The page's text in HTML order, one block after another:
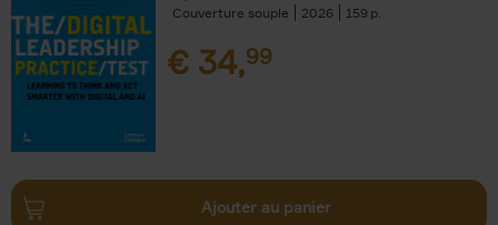
Couverture souple
2026 159
€ 34,99
Ajouter au panier